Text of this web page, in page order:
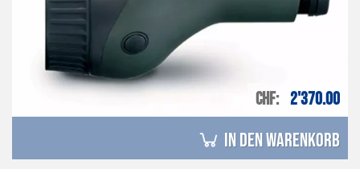
CHF 2'370.00
in den Warenkorb